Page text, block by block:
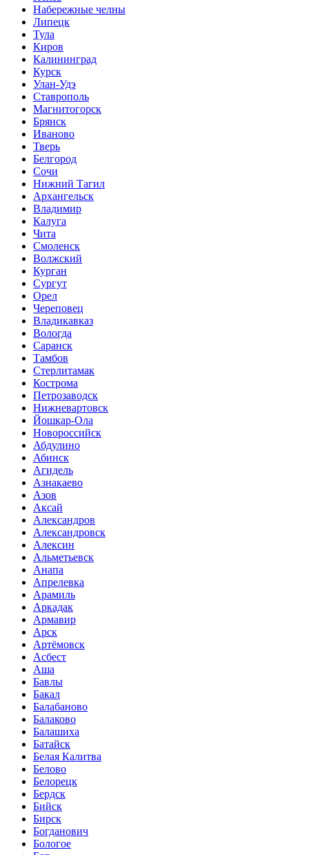
Набережные челны
Липецк
Тула
Киров
Калининград
Курск
Улан-Удэ
Ставрополь
Магнитогорск
Брянск
Иваново
Тверь
Белгород
Сочи
Нижний Тагил
Архангельск
Владимир
Калуга
Чита
Смоленск
Волжский
Курган
Сургут
Орел
Череповец
Владикавказ
Вологда
Саранск
Тамбов
Стерлитамак
Кострома
Петрозаводск
Нижневартовск
Йошкар-Ола
Новороссийск
Абдулино
Абинск
Агидель
Азнакаево
Азов
Аксай
Александров
Александровск
Алексин
Альметьевск
Анапа
Апрелевка
Арамиль
Аркадак
Армавир
Арск
Артёмовск
Асбест
Аша
Бавлы
Бакал
Балабаново
Балаково
Балашиха
Батайск
Белая Калитва
Белово
Белорецк
Бердск
Бийск
Бирск
Богданович
Бологое